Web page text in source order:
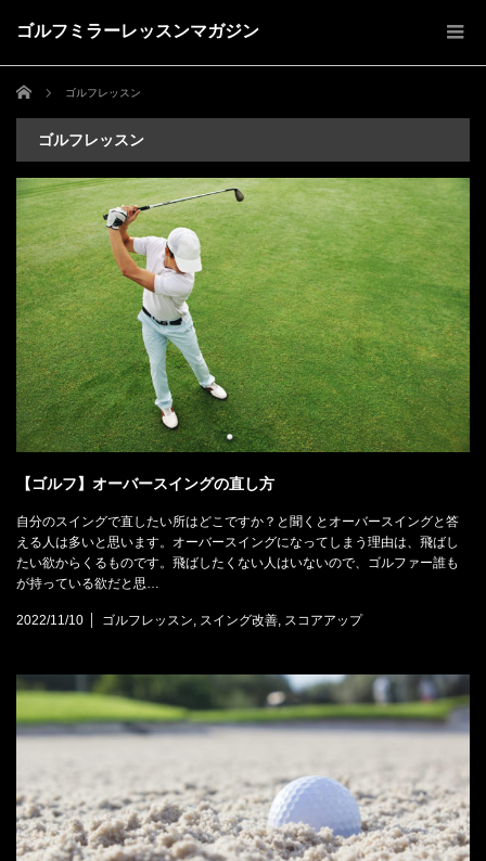
ゴルフミラーレッスンマガジン
ホーム ゴルフレッスン
ゴルフレッスン
【ゴルフ】オーバースイングの直し方
自分のスイングで直したい所はどこですか？と聞くとオーバースイングと答
える人は多いと思います。オーバースイングになってしまう理由は、飛ばし
たい欲からくるものです。飛ばしたくない人はいないので、ゴルファー誰も
が持っている欲だと思…
2022/11/10 ゴルフレッスン, スイング改善, スコアアップ